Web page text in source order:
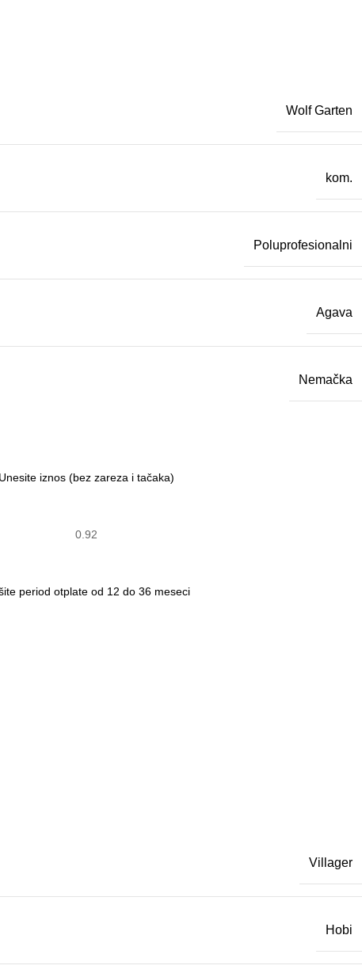
Wolf Garten
kom.
Poluprofesionalni
Agava
Nemačka
Villager
Hobi